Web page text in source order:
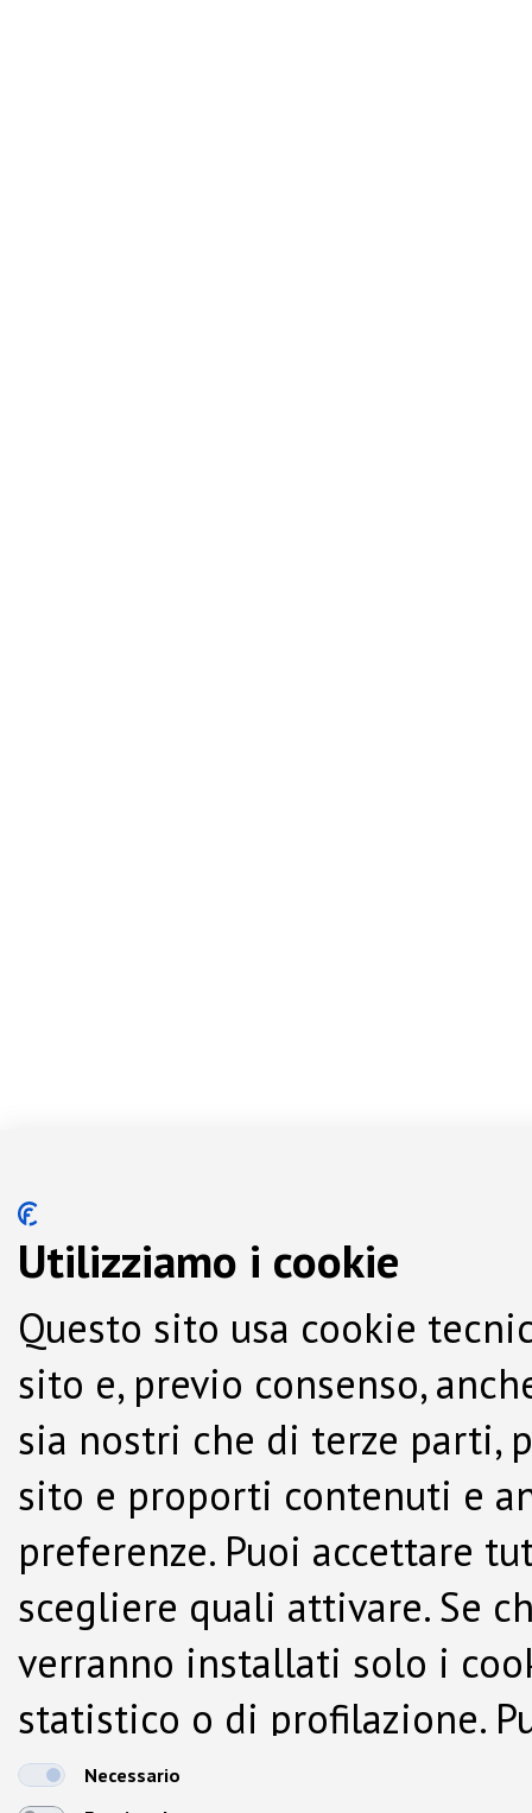
Utilizziamo i cookie
Questo sito usa cookie
sito e, previo consenso,
sia nostri che di terze parti,
sito e proporti contenuti e
preferenze. Puoi accettare
scegliere quali attivare. Se
verranno installati solo i
statistico o di profilazione.
dalla Cookie Policy.
Necessario